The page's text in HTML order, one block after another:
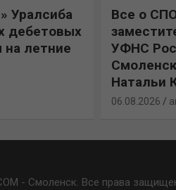
Уралсиба
дебетовых
на летние
Все о
УФНС
Натальи
06.08.2026
- Смоленск. Все права